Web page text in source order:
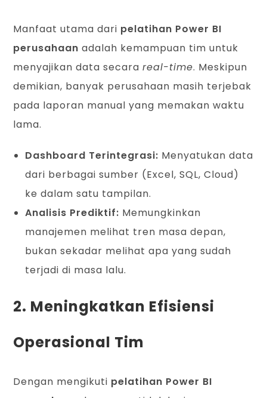
Manfaat utama dari pelatihan Power BI
perusahaan adalah kemampuan tim untuk
menyajikan data secarareal-time. Meskipun
demikian, banyak perusahaan masih terjebak
pada laporan manual yang memakan waktu
lama.
Dashboard Terintegrasi: Menyatukan data
dari berbagai sumber (Excel, SQL, Cloud)
ke dalam satu tampilan.
Analisis Prediktif: Memungkinkan
manajemen melihat tren masa depan,
bukan sekadar melihat apa yang sudah
terjadi di masa lalu.
2. Meningkatkan Efisiensi
Operasional Tim
Dengan mengikuti pelatihan Power BI